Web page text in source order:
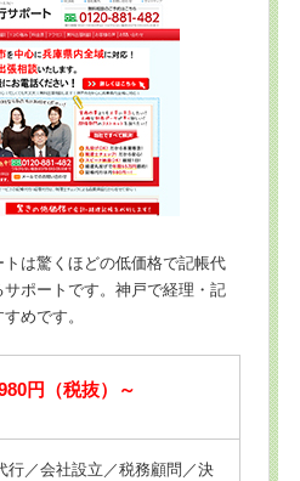
は驚くほどの低価格で記帳代
ポートです。神戸で経理・記
めです。
円（税抜）～
行／会社設立／税務顧問／決